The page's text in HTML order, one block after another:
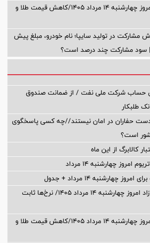
قیمت طلا و سکه امروز چهارشنبه ۱۴ مرداد ۱۴۰۵/کاهش قیمت طلا و
مشارکت در تولید سایپا؛ نام خودرو، مبلغ پیش
| سود مشارکت چند درصد است؟
حساب شرکت ملی نفت / از ضمانت صندوق
حفاران در امان نیستند//چه کسی پاسخگوی
است؟
کالابرگ از این ماه
چهارشنبه ۱۴ مرداد
چهارشنبه ۱۴ مرداد + جدول
قیمت دلار در بازار آزاد امروز چهارشنبه ۱۴ مرداد ۱۴۰۵/ نرخ‌ها ثابت
قیمت طلا و سکه امروز چهارشنبه ۱۴ مرداد ۱۴۰۵/کاهش قیمت طلا و